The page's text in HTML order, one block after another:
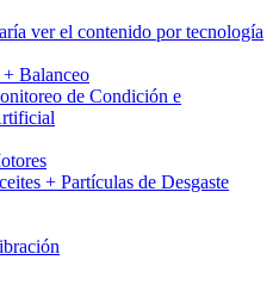
ver el contenido por tecnología
Balanceo
de Condición e
+ Partículas de Desgaste